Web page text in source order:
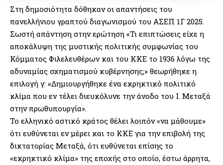
Στη δημοσιότητα δόθηκαν οι απαντήσεις του
πανελλήνιου γραπτού διαγωνισμού του ΑΣΕΠ 1Γ 2025.
Σωστή απάντηση στην ερώτηση «Τι επιπτώσεις είχε η
αποκάλυψη της μυστικής πολιτικής συμφωνίας του
Κόμματος Φιλελευθέρων και του ΚΚΕ το 1936 λόγω της
αδυναμίας σχηματισμού κυβέρνησης;» θεωρήθηκε η
επιλογή γ: «Δημιουργήθηκε ένα εκρηκτικό πολιτικό
κλίμα που εν τέλει διευκόλυνε την άνοδο του Ι. Μεταξά
στην πρωθυπουργία».
Το ελληνικό αστικό κράτος θέλει λοιπόν «να μάθουμε»
ότι ευθύνεται εν μέρει και το ΚΚΕ για την επιβολή της
δικτατορίας Μεταξά, ότι ευθύνεται επίσης το
«εκρηκτικό κλίμα» της εποχής στο οποίο, έστω άρρητα,